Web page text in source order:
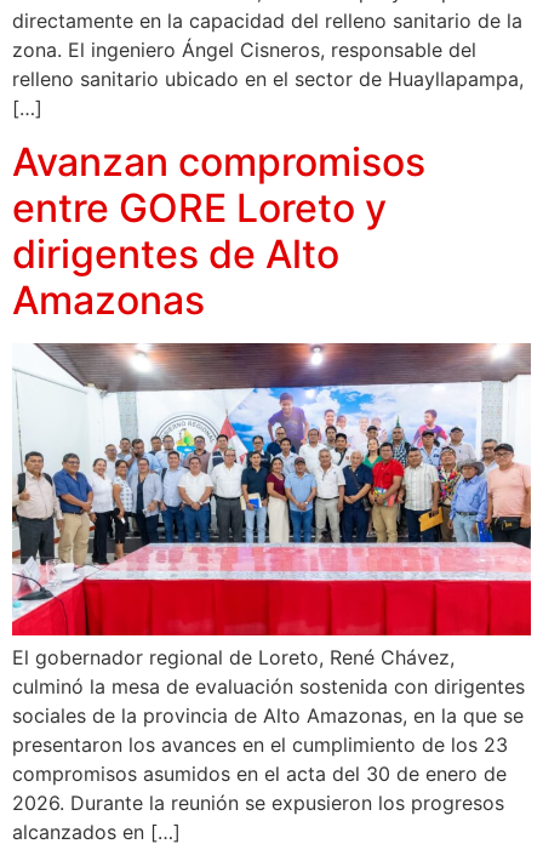
directamente en la capacidad del relleno sanitario de la
zona. El ingeniero Ángel Cisneros, responsable del
relleno sanitario ubicado en el sector de Huayllapampa,
[…]
Avanzan compromisos
entre GORE Loreto y
dirigentes de Alto
Amazonas
El gobernador regional de Loreto, René Chávez,
culminó la mesa de evaluación sostenida con dirigentes
sociales de la provincia de Alto Amazonas, en la que se
presentaron los avances en el cumplimiento de los 23
compromisos asumidos en el acta del 30 de enero de
2026. Durante la reunión se expusieron los progresos
alcanzados en […]